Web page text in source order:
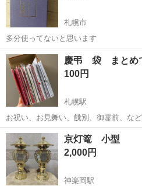
札幌市
多分使ってないと思います
北海道 札幌市 冠婚葬祭
慶弔 袋 まとめ
100円
札幌駅
お祝い、お見舞い、餞別、御霊前、な
のお譲り。 かなりお買い得です✨
北海道 札幌市 札幌駅 冠婚葬祭
京灯篭 小型
2,000円
神楽岡駅